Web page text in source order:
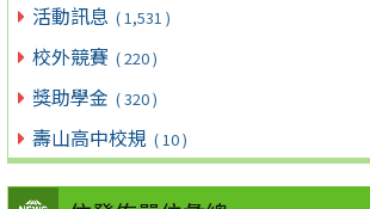
活動訊息 ( 1,531 )
校外競賽 ( 220 )
獎助學金 ( 320 )
壽山高中校規 ( 10 )